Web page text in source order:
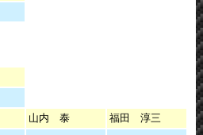
山内 泰 福田 淳三